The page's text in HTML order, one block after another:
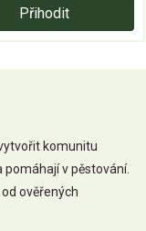
Přihodit
komunitu
v pěstování.
ověřených